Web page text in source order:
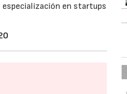
especialización en startups